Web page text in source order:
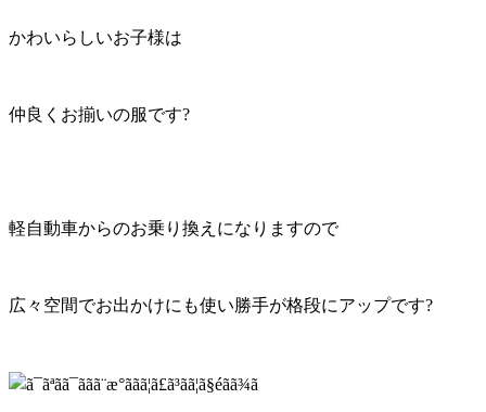
かわいらしいお子様は
仲良くお揃いの服です?
軽自動車からのお乗り換えになりますので
広々空間でお出かけにも使い勝手が格段にアップです?